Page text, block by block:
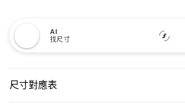
AI
找尺寸
尺寸對應表